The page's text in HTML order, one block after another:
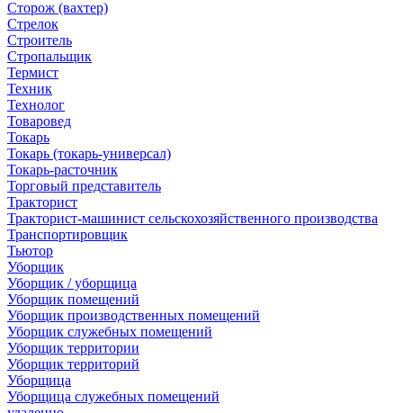
Сторож (вахтер)
Стрелок
Строитель
Стропальщик
Термист
Техник
Технолог
Товаровед
Токарь
Токарь (токарь-универсал)
Токарь-расточник
Торговый представитель
Тракторист
Тракторист-машинист сельскохозяйственного производства
Транспортировщик
Тьютор
Уборщик
Уборщик / уборщица
Уборщик помещений
Уборщик производственных помещений
Уборщик служебных помещений
Уборщик территории
Уборщик территорий
Уборщица
Уборщица служебных помещений